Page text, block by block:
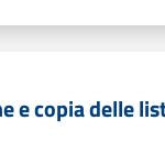
e copia delle